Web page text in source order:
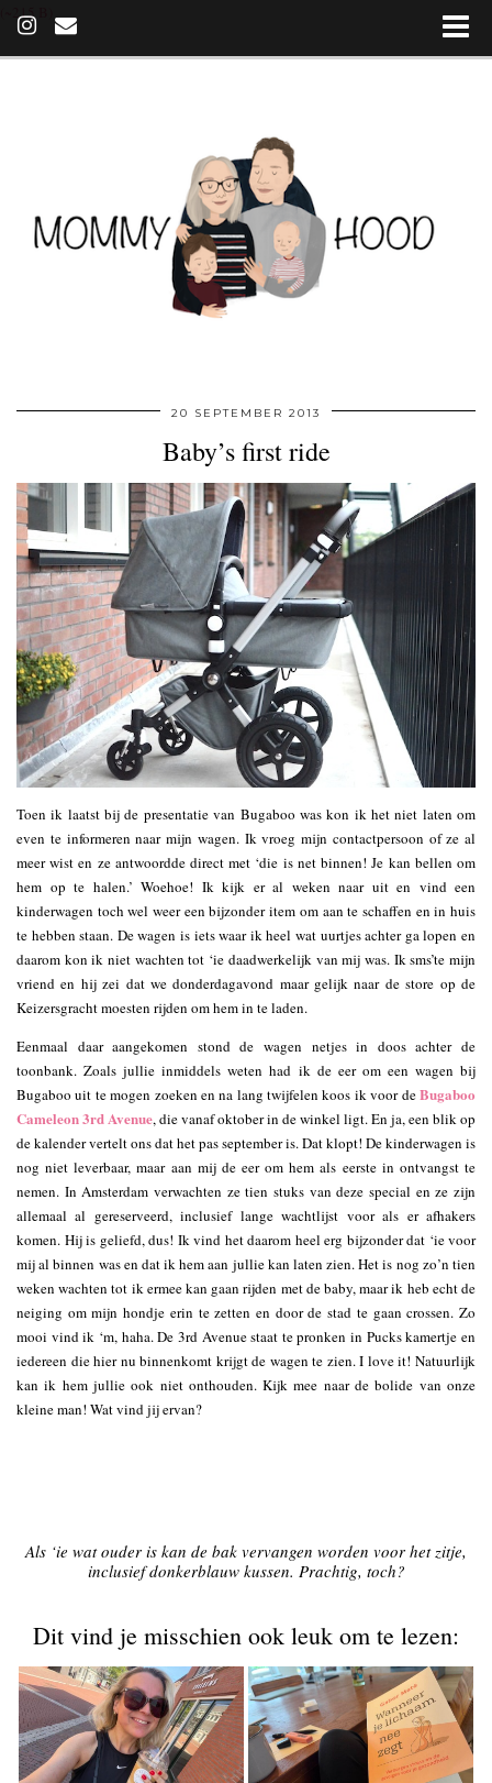
(~215 B)
20 SEPTEMBER 2013
Baby’s first ride
Toen ik laatst bij de presentatie van Bugaboo was kon ik het niet laten om
even te informeren naar mijn wagen. Ik vroeg mijn contactpersoon of ze al
meer wist en ze antwoordde direct met ‘die is net binnen! Je kan bellen om
hem op te halen.’ Woehoe! Ik kijk er al weken naar uit en vind een
kinderwagen toch wel weer een bijzonder item om aan te schaffen en in huis
te hebben staan. De wagen is iets waar ik heel wat uurtjes achter ga lopen en
daarom kon ik niet wachten tot ‘ie daadwerkelijk van mij was. Ik sms’te mijn
vriend en hij zei dat we donderdagavond maar gelijk naar de store op de
Keizersgracht moesten rijden om hem in te laden.
Eenmaal daar aangekomen stond de wagen netjes in doos achter de
toonbank. Zoals jullie inmiddels weten had ik de eer om een wagen bij
Bugaboo uit te mogen zoeken en na lang twijfelen koos ik voor deBugaboo
Cameleon 3rd Avenue, die vanaf oktober in de winkel ligt. En ja, een blik op
de kalender vertelt ons dat het pas september is. Dat klopt! De kinderwagen is
nog niet leverbaar, maar aan mij de eer om hem als eerste in ontvangst te
nemen. In Amsterdam verwachten ze tien stuks van deze special en ze zijn
allemaal al gereserveerd, inclusief lange wachtlijst voor als er afhakers
komen. Hij is geliefd, dus! Ik vind het daarom heel erg bijzonder dat ‘ie voor
mij al binnen was en dat ik hem aan jullie kan laten zien. Het is nog zo’n tien
weken wachten tot ik ermee kan gaan rijden met de baby, maar ik heb echt de
neiging om mijn hondje erin te zetten en door de stad te gaan crossen. Zo
mooi vind ik ‘m, haha. De 3rd Avenue staat te pronken in Pucks kamertje en
iedereen die hier nu binnenkomt krijgt de wagen te zien. I love it! Natuurlijk
kan ik hem jullie ook niet onthouden. Kijk mee naar de bolide van onze
kleine man! Wat vind jij ervan?
Als ‘ie wat ouder is kan de bak vervangen worden voor het zitje,
inclusief donkerblauw kussen. Prachtig, toch?
Dit vind je misschien ook leuk om te lezen: